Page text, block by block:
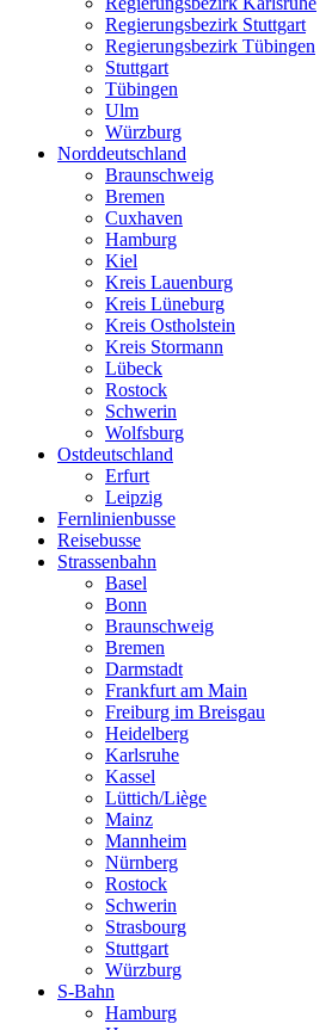
Regierungsbezirk Stuttgart
Regierungsbezirk Tübingen
Stuttgart
Tübingen
Ulm
Würzburg
Norddeutschland
Braunschweig
Bremen
Cuxhaven
Hamburg
Kiel
Kreis Lauenburg
Kreis Lüneburg
Kreis Ostholstein
Kreis Stormann
Lübeck
Rostock
Schwerin
Wolfsburg
Ostdeutschland
Erfurt
Leipzig
Fernlinienbusse
Reisebusse
Strassenbahn
Basel
Bonn
Braunschweig
Bremen
Darmstadt
Frankfurt am Main
Freiburg im Breisgau
Heidelberg
Karlsruhe
Kassel
Lüttich/Liège
Mainz
Mannheim
Nürnberg
Rostock
Schwerin
Strasbourg
Stuttgart
Würzburg
S-Bahn
Hamburg